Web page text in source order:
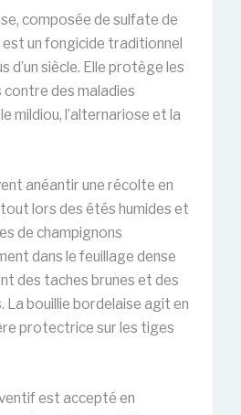
composée de sulfate de
est un fongicide traditionnel
d’un siècle. Elle protège les
des maladies
mildiou, l’alternariose et la
anéantir une récolte en
lors des étés humides et
de champignons
dans le feuillage dense
des taches brunes et des
bouillie bordelaise agit en
protectrice sur les tiges
est accepté en